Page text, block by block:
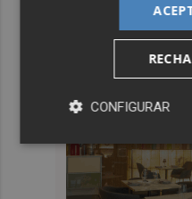
CONFIGURAR